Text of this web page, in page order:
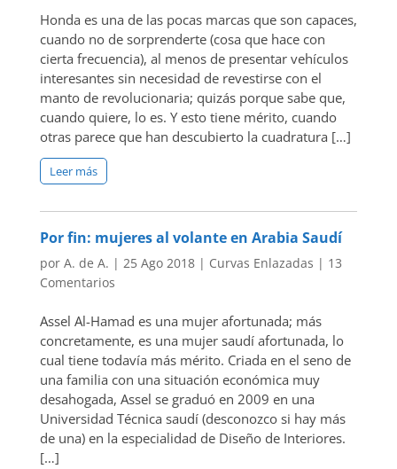
Honda es una de las pocas marcas que son capaces,
cuando no de sorprenderte (cosa que hace con
cierta frecuencia), al menos de presentar vehículos
interesantes sin necesidad de revestirse con el
manto de revolucionaria; quizás porque sabe que,
cuando quiere, lo es. Y esto tiene mérito, cuando
otras parece que han descubierto la cuadratura […]
Leer más
Por fin: mujeres al volante en Arabia Saudí
por A. de A. | 25 Ago 2018| Curvas Enlazadas | 13
Comentarios
Assel Al-Hamad es una mujer afortunada; más
concretamente, es una mujer saudí afortunada, lo
cual tiene todavía más mérito. Criada en el seno de
una familia con una situación económica muy
desahogada, Assel se graduó en 2009 en una
Universidad Técnica saudí (desconozco si hay más
de una) en la especialidad de Diseño de Interiores.
[…]